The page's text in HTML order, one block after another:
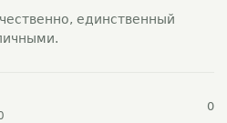
единственный
0